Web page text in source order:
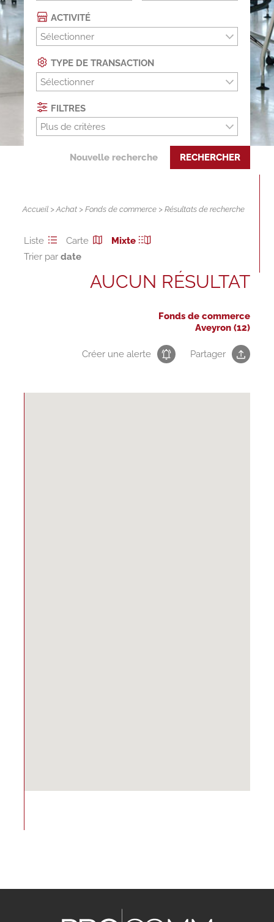
ACTIVITÉ
Sélectionner
TYPE DE TRANSACTION
Sélectionner
FILTRES
Plus de critères
Nouvelle recherche RECHERCHER
Accueil >Achat >Fonds de commerce > Résultats de recherche
Liste Carte
Mixte
Trier par
AUCUN RÉSULTAT
Fonds de commerce
Aveyron (12)
Créer une alerte Partager